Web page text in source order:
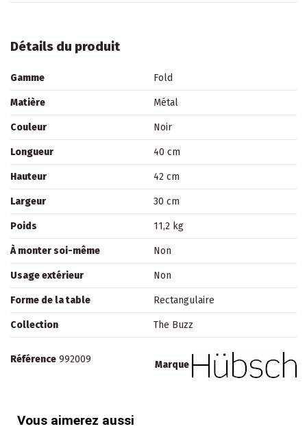
Détails du produit
Gamme Fold
Matière Métal
Couleur Noir
Longueur 40 cm
Hauteur 42 cm
Largeur 30 cm
Poids 11,2 kg
À monter soi-même Non
Usage extérieur Non
Forme de la table Rectangulaire
Collection The Buzz
Marque
Référence 992009
Vous aimerez aussi